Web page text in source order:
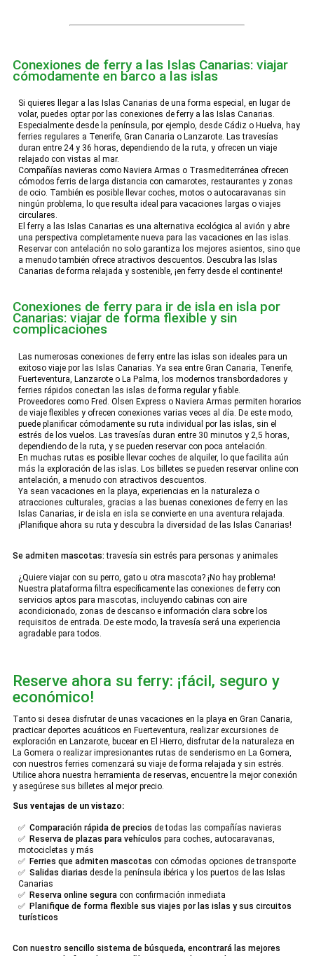
Conexiones de ferry a las Islas Canarias: viajar
cómodamente en barco a las islas
Si quieres llegar a las Islas Canarias de una forma especial, en lugar de
volar, puedes optar por las conexiones de ferry a las Islas Canarias.
Especialmente desde la península, por ejemplo, desde Cádiz o Huelva, hay
ferries regulares a Tenerife, Gran Canaria o Lanzarote. Las travesías
duran entre 24 y 36 horas, dependiendo de la ruta, y ofrecen un viaje
relajado con vistas al mar.
Compañías navieras como Naviera Armas o Trasmediterránea ofrecen
cómodos ferris de larga distancia con camarotes, restaurantes y zonas
de ocio. También es posible llevar coches, motos o autocaravanas sin
ningún problema, lo que resulta ideal para vacaciones largas o viajes
circulares.
El ferry a las Islas Canarias es una alternativa ecológica al avión y abre
una perspectiva completamente nueva para las vacaciones en las islas.
Reservar con antelación no solo garantiza los mejores asientos, sino que
a menudo también ofrece atractivos descuentos. Descubra las Islas
Canarias de forma relajada y sostenible, ¡en ferry desde el continente!
Conexiones de ferry para ir de isla en isla por
Canarias: viajar de forma flexible y sin
complicaciones
Las numerosas conexiones de ferry entre las islas son ideales para un
exitoso viaje por las Islas Canarias. Ya sea entre Gran Canaria, Tenerife,
Fuerteventura, Lanzarote o La Palma, los modernos transbordadores y
ferries rápidos conectan las islas de forma regular y fiable.
Proveedores como Fred. Olsen Express o Naviera Armas permiten horarios
de viaje flexibles y ofrecen conexiones varias veces al día. De este modo,
puede planificar cómodamente su ruta individual por las islas, sin el
estrés de los vuelos. Las travesías duran entre 30 minutos y 2,5 horas,
dependiendo de la ruta, y se pueden reservar con poca antelación.
En muchas rutas es posible llevar coches de alquiler, lo que facilita aún
más la exploración de las islas. Los billetes se pueden reservar online con
antelación, a menudo con atractivos descuentos.
Ya sean vacaciones en la playa, experiencias en la naturaleza o
atracciones culturales, gracias a las buenas conexiones de ferry en las
Islas Canarias, ir de isla en isla se convierte en una aventura relajada.
¡Planifique ahora su ruta y descubra la diversidad de las Islas Canarias!
Se admiten mascotas: travesía sin estrés para personas y animales
¿Quiere viajar con su perro, gato u otra mascota? ¡No hay problema!
Nuestra plataforma filtra específicamente las conexiones de ferry con
servicios aptos para mascotas, incluyendo cabinas con aire
acondicionado, zonas de descanso e información clara sobre los
requisitos de entrada. De este modo, la travesía será una experiencia
agradable para todos.
Reserve ahora su ferry: ¡fácil, seguro y
económico!
Tanto si desea disfrutar de unas vacaciones en la playa en Gran Canaria,
practicar deportes acuáticos en Fuerteventura, realizar excursiones de
exploración en Lanzarote, bucear en El Hierro, disfrutar de la naturaleza en
La Gomera o realizar impresionantes rutas de senderismo en La Gomera,
con nuestros ferries comenzará su viaje de forma relajada y sin estrés.
Utilice ahora nuestra herramienta de reservas, encuentre la mejor conexión
y asegúrese sus billetes al mejor precio.
Sus ventajas de un vistazo:
✅ Comparación rápida de precios de todas las compañías navieras
✅ Reserva de plazas para vehículos para coches, autocaravanas,
motocicletas y más
✅ Ferries que admiten mascotas con cómodas opciones de transporte
✅ Salidas diarias desde la península ibérica y los puertos de las Islas
Canarias
✅ Reserva online segura con confirmación inmediata
✅ Planifique de forma flexible sus viajes por las islas y sus circuitos
turísticos
Con nuestro sencillo sistema de búsqueda, encontrará las mejores